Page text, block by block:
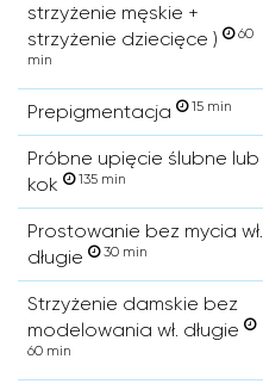
strzyżenie męskie +
strzyżenie dziecięce )
60
min
Prepigmentacja 15 min
Próbne upięcie ślubne lub
kok
135 min
Prostowanie bez mycia wł.
długie
30 min
Strzyżenie damskie bez
modelowania wł. długie
60 min